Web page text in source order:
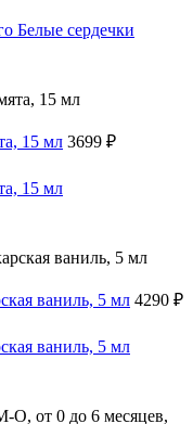
Белые сердечки
15 мл 3699 ₽
15 мл
ваниль, 5 мл 4290 ₽
ваниль, 5 мл